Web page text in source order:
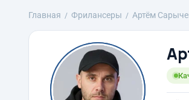
Главная Фрилансеры Артём